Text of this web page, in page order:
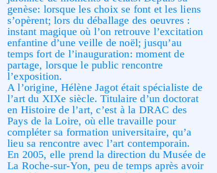
genèse: lorsque les choix se font et les liens
s’opèrent; lors du déballage des oeuvres :
instant magique où l’on retrouve l’excitation
enfantine d’une veille de noël; jusqu’au
temps fort de l’inauguration: moment de
partage, lorsque le public rencontre
l’exposition.
A l’origine, Hélène Jagot était spécialiste de
l’art du XIXe siècle. Titulaire d’un doctorat
en Histoire de l’art, c’est à la DRAC des
Pays de la Loire, où elle travaille pour
compléter sa formation universitaire, qu’a
lieu sa rencontre avec l’art contemporain.
En 2005, elle prend la direction du Musée de
La Roche-sur-Yon, peu de temps après avoir